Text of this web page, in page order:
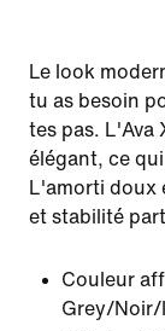
Le look
tu as besoin
tes pas. L'Ava
élégant, ce
L'amorti doux
et stabilité
Couleur
Grey/Noir/